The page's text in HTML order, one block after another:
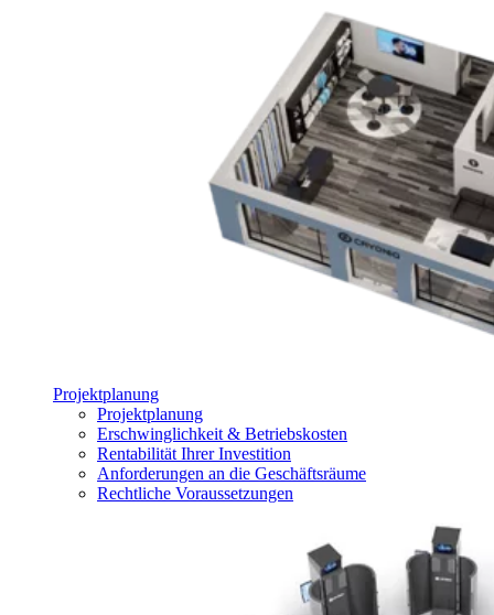
Projektplanung
Projektplanung
Erschwinglichkeit & Betriebskosten
Rentabilität Ihrer Investition
Anforderungen an die Geschäftsräume
Rechtliche Voraussetzungen